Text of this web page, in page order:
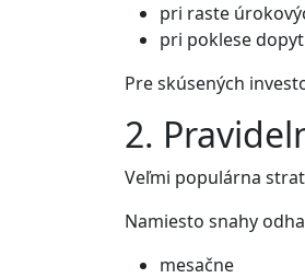
pri raste
pri poklese
Pre skúsených
2.
Veľmi populárna
Namiesto snahy
mesačne